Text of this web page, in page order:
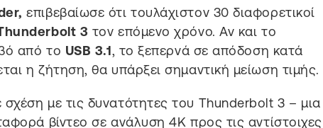
επιβεβαίωσε ότι τουλάχιστον 30 διαφορετικοί
3 τον επόμενο χρόνο. Αν και το
από το USB 3.1, το ξεπερνά σε απόδοση κατά
η ζήτηση, θα υπάρξει σημαντική μείωση τιμής.
με τις δυνατότητες του Thunderbolt 3 – μια
βίντεο σε ανάλυση 4Κ προς τις αντίστοιχες